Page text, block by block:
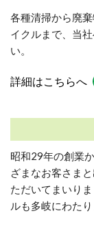
各種清掃から廃
イクルまで、当
い。
詳細はこちらへ
昭和29年の創業
ざまなお客さま
ただいてまいり
ルも多岐にわたり